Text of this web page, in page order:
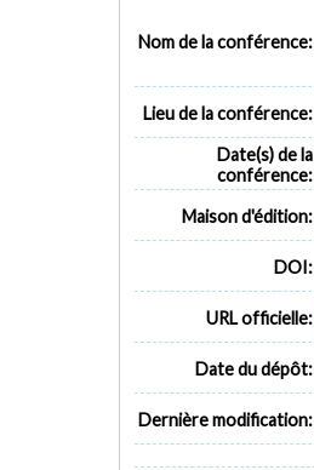
Nom de la conférence:
Lieu de la conférence:
Date(s) de la
conférence:
Maison d'édition:
DOI:
URL officielle:
Date du dépôt:
Dernière modification: